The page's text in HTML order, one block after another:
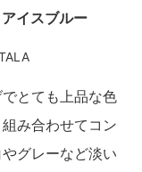
イスブルー
とても上品な色
み合わせてコン
グレーなど淡い